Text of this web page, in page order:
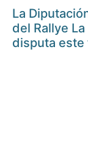
La
del Rallye
disputa este